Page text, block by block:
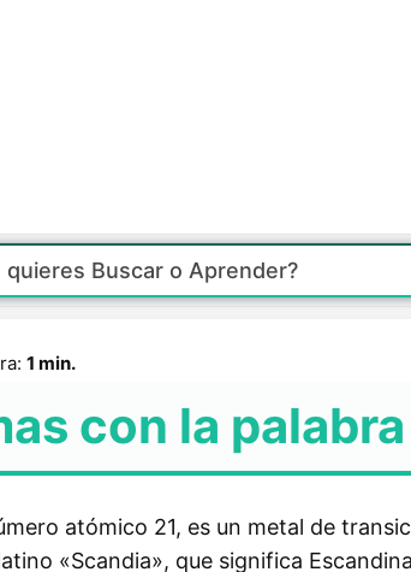
1 min.
con la
atómico 21, es un metal de
«Scandia», que significa